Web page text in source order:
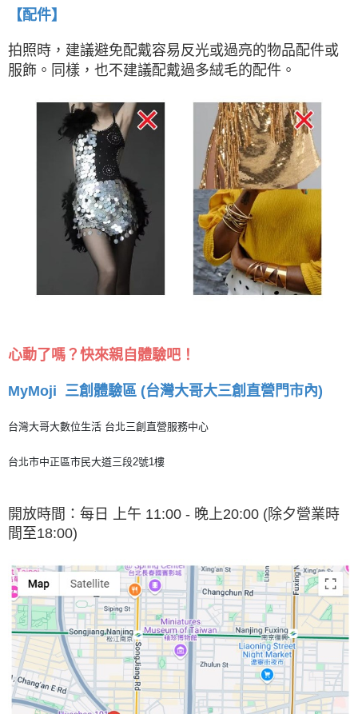
【配件】
拍照時，建議避免配戴容易反光或過亮的物品配件或
服飾。同樣，也不建議配戴過多絨毛的配件。
心動了嗎？快來親自體驗吧！
MyMoji 三創體驗區 (台灣大哥大三創直營門市內)
台灣大哥大數位生活 台北三創直營服務中心
台北市中正區市民大道三段2號1樓
開放時間：每日 上午 11:00 - 晚上20:00 (除夕營業時
間至18:00)